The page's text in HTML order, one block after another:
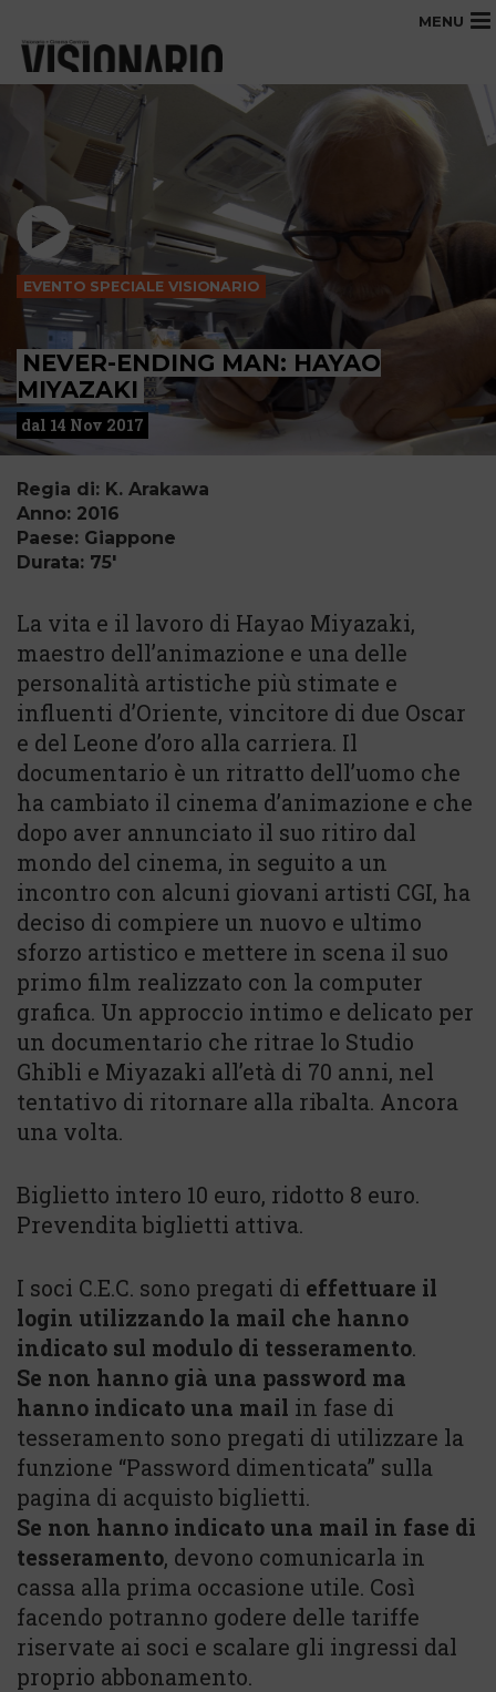
MENU
EVENTO SPECIALE VISIONARIO
NEVER-ENDING MAN: HAYAO
MIYAZAKI
dal 14 Nov 2017
Regia di: K. Arakawa
Anno: 2016
Paese: Giappone
Durata: 75'
La vita e il lavoro di Hayao Miyazaki,
maestro dell’animazione e una delle
personalità artistiche più stimate e
influenti d’Oriente, vincitore di due Oscar
e del Leone d’oro alla carriera. Il
documentario è un ritratto dell’uomo che
ha cambiato il cinema d’animazione e che
dopo aver annunciato il suo ritiro dal
mondo del cinema, in seguito a un
incontro con alcuni giovani artisti CGI, ha
deciso di compiere un nuovo e ultimo
sforzo artistico e mettere in scena il suo
primo film realizzato con la computer
grafica. Un approccio intimo e delicato per
un documentario che ritrae lo Studio
Ghibli e Miyazaki all’età di 70 anni, nel
tentativo di ritornare alla ribalta. Ancora
una volta.
Biglietto intero 10 euro, ridotto 8 euro.
Prevendita biglietti attiva.
I soci C.E.C. sono pregati di effettuare il
login utilizzando la mail che hanno
indicato sul modulo di tesseramento.
Se non hanno già una password ma
hanno indicato una mail in fase di
tesseramento sono pregati di utilizzare la
funzione “Password dimenticata” sulla
pagina di acquisto biglietti.
Se non hanno indicato una mail in fase di
tesseramento, devono comunicarla in
cassa alla prima occasione utile. Così
facendo potranno godere delle tariffe
riservate ai soci e scalare gli ingressi dal
proprio abbonamento.